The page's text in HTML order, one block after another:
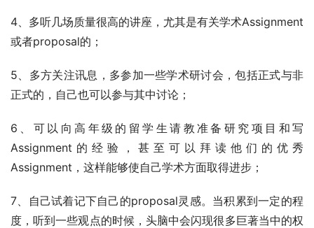
4、多听几场质量很高的讲座，尤其是有关学术Assignment
或者proposal的；
5、多方关注讯息，多参加一些学术研讨会，包括正式与非
正式的，自己也可以参与其中讨论；
6、可以向高年级的留学生请教准备研究项目和写
Assignment的经验，甚至可以拜读他们的优秀
Assignment，这样能够使自己学术方面取得进步；
7、自己试着记下自己的proposal灵感。当积累到一定的程
度，听到一些观点的时候，头脑中会闪现很多巨著当中的权